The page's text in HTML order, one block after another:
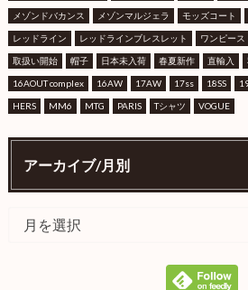
メゾンドバカンス メゾンマルジェラ モッズコート
レッドライン レッドラインブレスレット ワンピース
取扱い開始 帽子 日本未入荷 春夏新作 直輸入
16AOUT complex 16AW 17AW 17ss 18SS
HERS MM6 MTG PARIS Tシャツ VOGUE
アーカイブ/月別